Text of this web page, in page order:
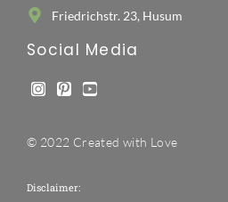
Friedrichstr. 23, Husum
Social Media
© 2022 Created with Love
Disclaimer: